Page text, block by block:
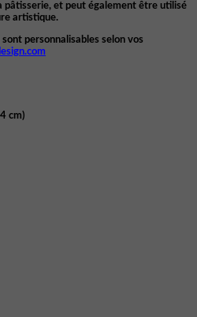
pâtisserie, et peut également être utilisé
artistique.
personnalisables selon vos
cm)